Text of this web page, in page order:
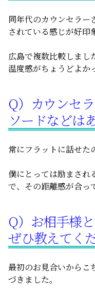
同年代のカウンセラー
されている感じが好印
広島で複数比較しまし
温度感がちょうどよか
Q）カウンセ
ソードなどは
常にフラットに話せた
僕にとっては励まされ
で、その距離感が合っ
Q）お相手様
ぜひ教えてく
最初のお見合いからこ
づきました。